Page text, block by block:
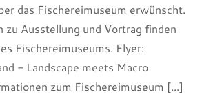
das Fischereimuseum erwünscht.
zu Ausstellung und Vortrag finden
Fischereimuseums. Flyer:
- Landscape meets Macro
zum Fischereimuseum [...]